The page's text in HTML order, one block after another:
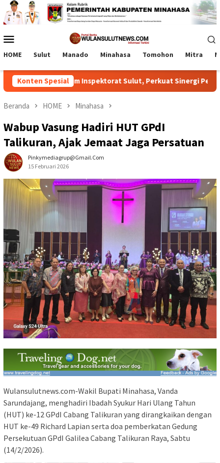
Loncat
ke
konten
Mobile
HOME Sulut Manado Minahasa Tomohon Mitra
Konten Spesial
Terima Tim Inspektorat Sulut, Perkuat Sinergi Pengawasan
Beranda HOME Minahasa
Wabup Vasung Hadiri HUT GPdI
Talikuran, Ajak Jemaat Jaga Persatuan
Pinkymediagrup@gmail.com
15 Februari 2026
Wulansulutnews.com-Wakil Bupati Minahasa, Vanda
Sarundajang, menghadiri Ibadah Syukur Hari Ulang Tahun
(HUT) ke-12 GPdI Cabang Talikuran yang dirangkaikan dengan
HUT ke-49 Richard Lapian serta doa pemberkatan Gedung
Persekutuan GPdI Galilea Cabang Talikuran Raya, Sabtu
(14/2/2026).